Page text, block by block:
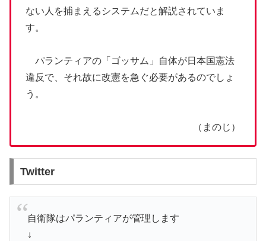
ない人を捕まえるシステムだと解説されていま
す。
パランティアの「ゴッサム」自体が日本国憲法
違反で、それ故に改憲を急ぐ必要があるのでしょ
う。
（まのじ）
Twitter
自衛隊はパランティアが管理します
↓